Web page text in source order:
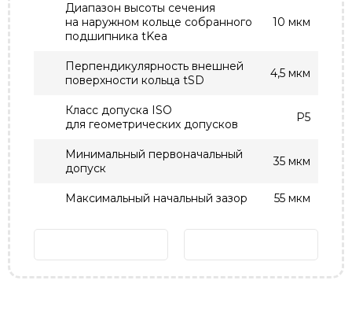
Диапазон высоты сечения
на наружном кольце собранного
подшипника tKea
10 мкм
Перпендикулярность внешней
поверхности кольца tSD
4,5 мкм
Класс допуска ISO
для геометрических допусков
P5
Минимальный первоначальный
допуск
35 мкм
Максимальный начальный зазор 55 мкм